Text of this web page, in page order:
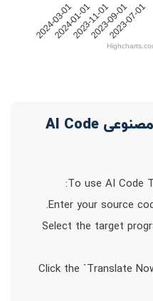
2024-03-01
2024-01-01
2023-11-01
2023-09-01
2023-07-01
نحوه استفاده از هوش مصنوعی AI Code
To use AI Code
2. Select the target
3. Click the `Translate